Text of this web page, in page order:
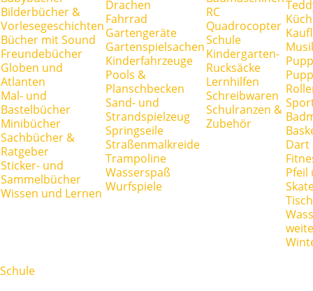
Bilderbücher &
Vorlesegeschichten
Bücher mit Sound
Freundebücher
Globen und
Atlanten
Mal- und
Bastelbücher
Minibücher
Sachbücher &
Ratgeber
Sticker- und
Sammelbücher
Wissen und Lernen
Drachen
Fahrrad
Gartengeräte
Gartenspielsachen
Kinderfahrzeuge
Pools &
Planschbecken
Sand- und
Strandspielzeug
Springseile
Straßenmalkreide
Trampoline
Wasserspaß
Wurfspiele
RC
Quadrocopter
Schule
Kindergarten-
Rucksäcke
Lernhilfen
Schreibwaren
Schulranzen &
Zubehör
Dart
Pfeil
Schule